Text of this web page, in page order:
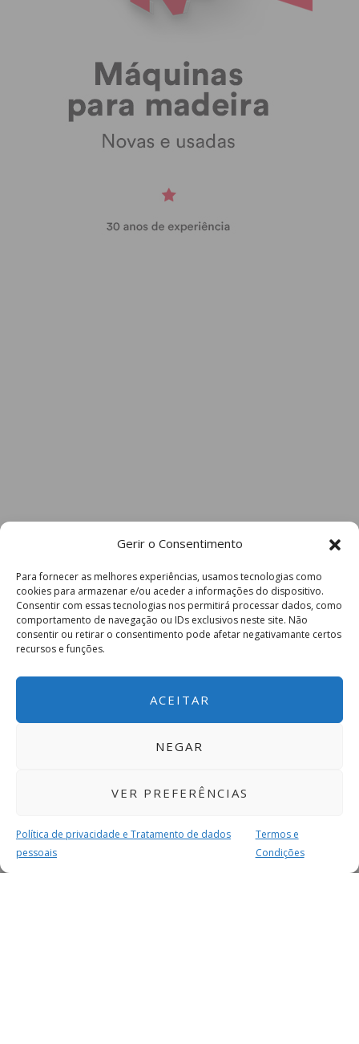
Gerir o Consentimento
Para fornecer as melhores experiências, usamos tecnologias como
cookies para armazenar e/ou aceder a informações do dispositivo.
Consentir com essas tecnologias nos permitirá processar dados, como
comportamento de navegação ou IDs exclusivos neste site. Não
consentir ou retirar o consentimento pode afetar negativamante certos
recursos e funções.
ACEITAR
NEGAR
VER PREFERÊNCIAS
Política de privacidade e Tratamento de dados
pessoais
Termos e
Condições